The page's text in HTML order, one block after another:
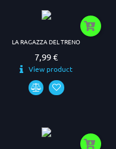
LA RAGAZZA DEL TRENO
Prezzo
7,99 €
View product